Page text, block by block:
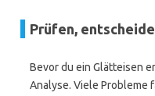
Prüfen,
Bevor du ein Glätteisen
Analyse. Viele Probleme